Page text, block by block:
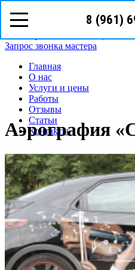
8 (961)
8(961)
Волгоград, ул.
Запрос звонка мастера
Главная
О нас
Услуги и цены
Работы
Отзывы
Статьи
Контакты
Аэрография